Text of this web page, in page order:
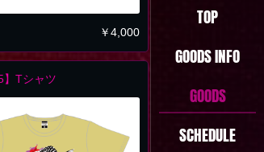
TOP
GOODS INFO
GOODS
SCHEDULE
￥4,000
】Tシャツ